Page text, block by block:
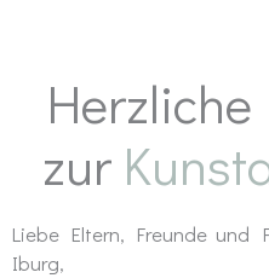
zur
Liebe Eltern, Freunde und
Iburg,